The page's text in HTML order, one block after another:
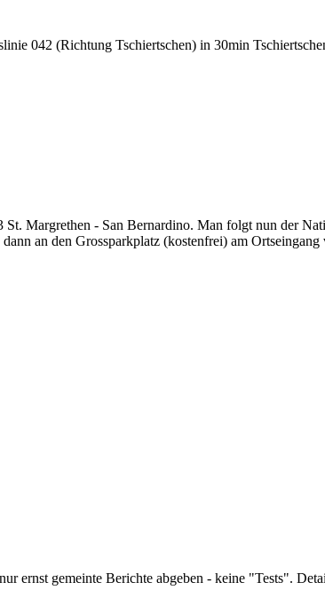
042 (Richtung Tschiertschen) in 30min
Margrethen - San Bernardino. Man folgt nun der
an den Grossparkplatz (kostenfrei) am
ernst gemeinte Berichte abgeben - keine "Tests".